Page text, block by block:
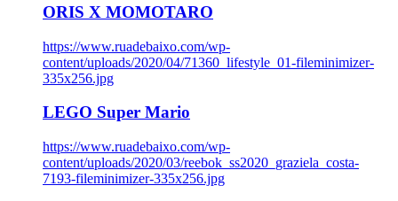
ORIS X MOMOTARO
https://www.ruadebaixo.com/wp-
content/uploads/2020/04/71360_lifestyle_01-fileminimizer-
335x256.jpg
LEGO Super Mario
https://www.ruadebaixo.com/wp-
content/uploads/2020/03/reebok_ss2020_graziela_costa-
7193-fileminimizer-335x256.jpg